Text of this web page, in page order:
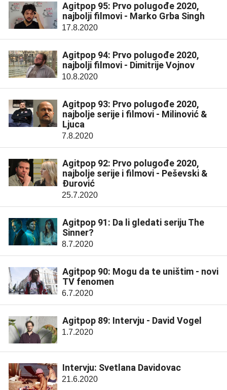
Agitpop 95: Prvo polugođe 2020,
najbolji filmovi - Marko Grba Singh
17.8.2020
Agitpop 94: Prvo polugođe 2020,
najbolji filmovi - Dimitrije Vojnov
10.8.2020
Agitpop 93: Prvo polugođe 2020,
najbolje serije i filmovi - Milinović &
Ljuca
7.8.2020
Agitpop 92: Prvo polugođe 2020,
najbolje serije i filmovi - Peševski &
Đurović
25.7.2020
Agitpop 91: Da li gledati seriju The
Sinner?
8.7.2020
Agitpop 90: Mogu da te uništim - novi
TV fenomen
6.7.2020
Agitpop 89: Intervju - David Vogel
1.7.2020
Intervju: Svetlana Davidovac
21.6.2020